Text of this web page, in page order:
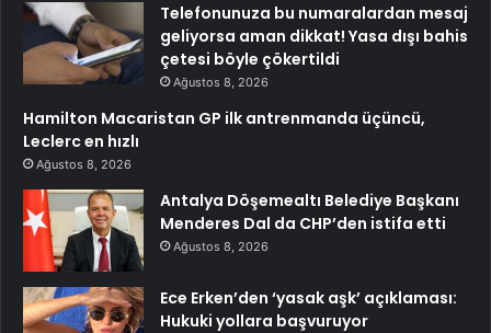
Telefonunuza bu numaralardan mesaj
geliyorsa aman dikkat! Yasa dışı bahis
çetesi böyle çökertildi
Ağustos 8, 2026
Hamilton Macaristan GP ilk antrenmanda üçüncü,
Leclerc en hızlı
Ağustos 8, 2026
Antalya Döşemealtı Belediye Başkanı
Menderes Dal da CHP’den istifa etti
Ağustos 8, 2026
Ece Erken’den ‘yasak aşk’ açıklaması:
Hukuki yollara başvuruyor